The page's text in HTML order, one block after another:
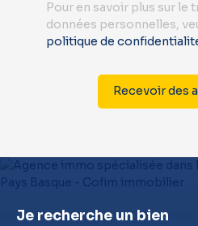
Pour en savoir plus sur le
données personnelles,
politique de
Recevoir des
Je recherche un bien